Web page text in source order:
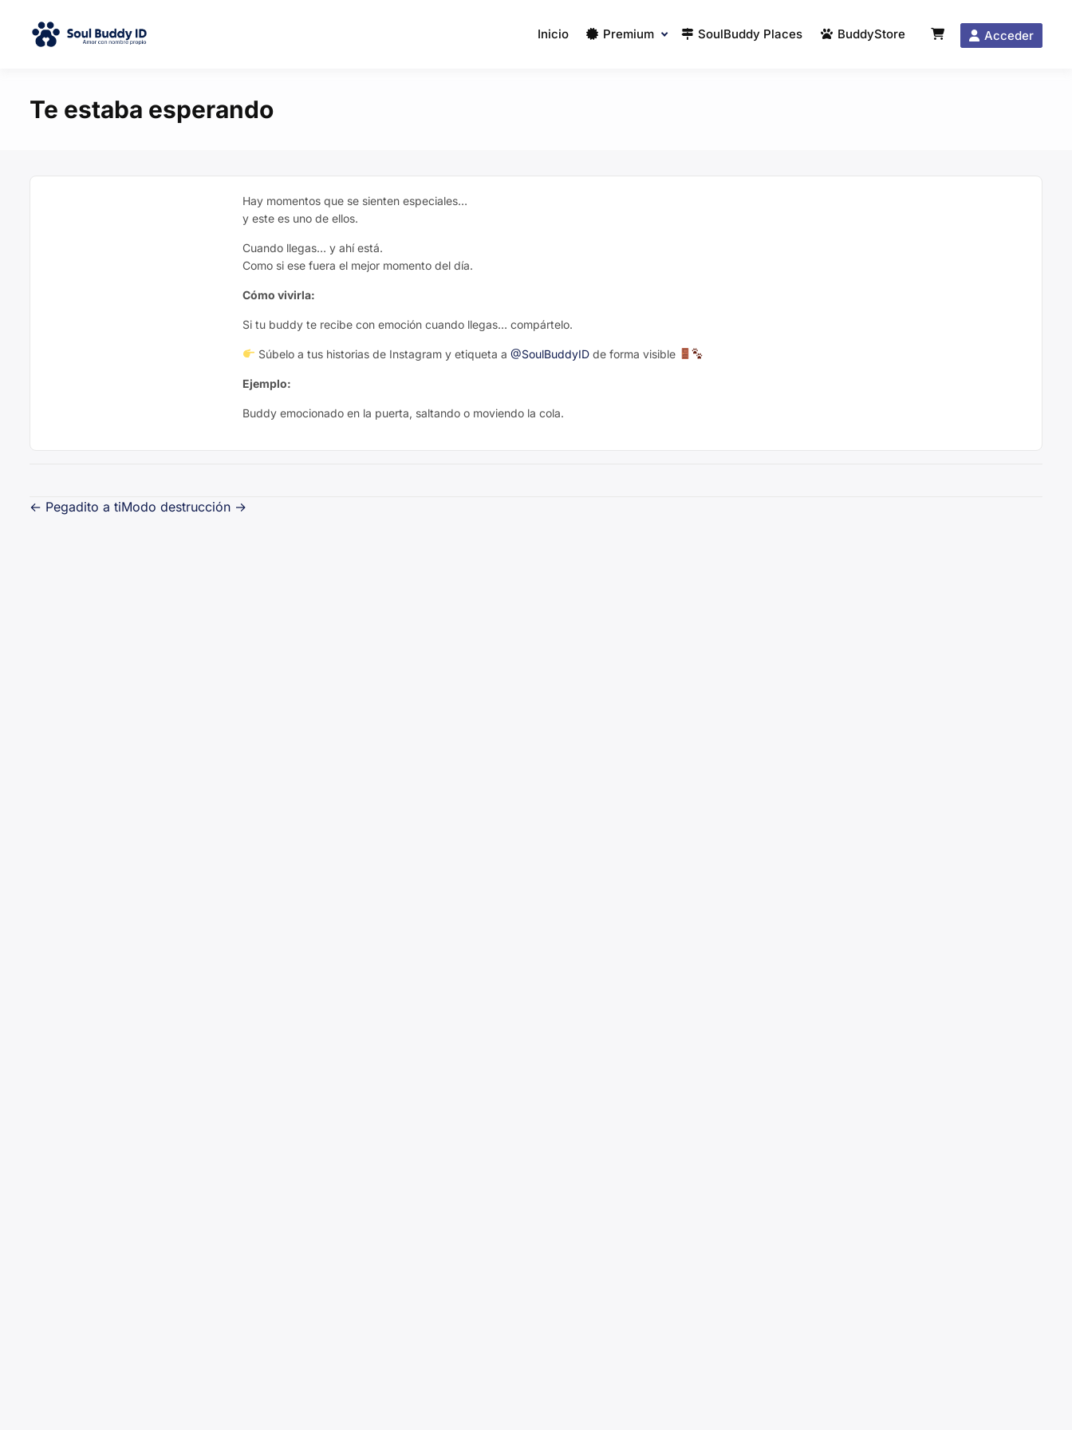
Inicio Premium SoulBuddy Places BuddyStore Acceder
Te estaba esperando
Hay momentos que se sienten especiales…
y este es uno de ellos.
Cuando llegas… y ahí está.
Como si ese fuera el mejor momento del día.
Cómo vivirla:
Si tu buddy te recibe con emoción cuando llegas… compártelo.
Súbelo a tus historias de Instagram y etiqueta a @SoulBuddyIDde forma visible
Ejemplo:
Buddy emocionado en la puerta, saltando o moviendo la cola.
Navegación
← Pegadito a tiModo destrucción →